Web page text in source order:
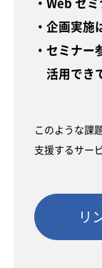
・Web セ
・企画実施
・セミナー
活用でき
このような課
支援するサー
リ